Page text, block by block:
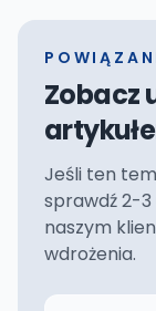
Zobacz
Jeśli ten
sprawdź 2-3
naszym
wdrożenia.